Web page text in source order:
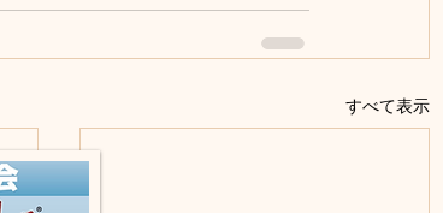
すべて表示